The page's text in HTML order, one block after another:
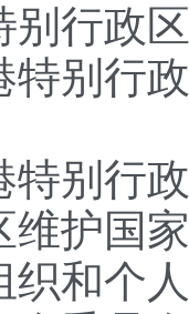
别行政
特别行
特别行
维护国
织和个